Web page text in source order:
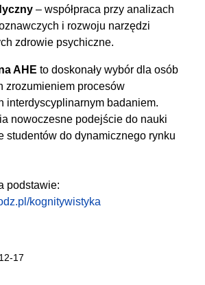
– współpraca przy analizach
i rozwoju narzędzi
zdrowie psychiczne.
AHE to doskonały wybór dla osób
zrozumieniem procesów
interdyscyplinarnym badaniem.
nowoczesne podejście do nauki
studentów do dynamicznego rynku
podstawie:
kognitywistyka
17